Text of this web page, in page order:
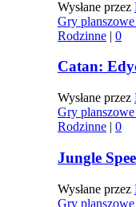
Wysłane przez
Gry
Rodzinne| 0
Catan:
Wysłane przez
Gry
Rodzinne| 0
Jungle
Wysłane przez
Gry